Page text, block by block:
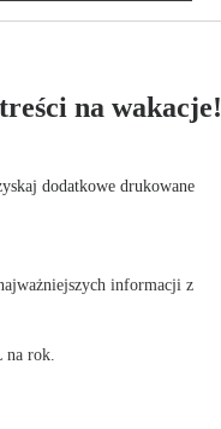
na wakacje!
dodatkowe drukowane
informacji z
na rok.